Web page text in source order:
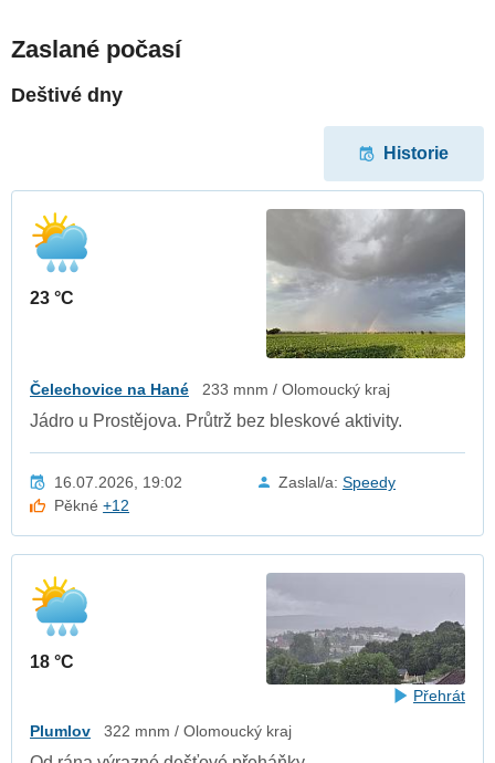
Zaslané počasí
Deštivé dny
Historie
23 °C
Čelechovice na Hané 233 mnm / Olomoucký kraj
Jádro u Prostějova. Průtrž bez bleskové aktivity.
16.07.2026, 19:02 Zaslal/a: Speedy
Pěkné+12
18 °C
Přehrát
Plumlov 322 mnm / Olomoucký kraj